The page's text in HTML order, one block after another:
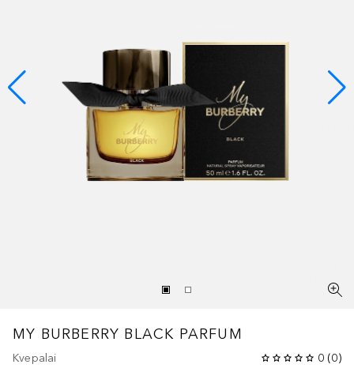
MY BURBERRY BLACK PARFUM
Kvepalai 0 (0)